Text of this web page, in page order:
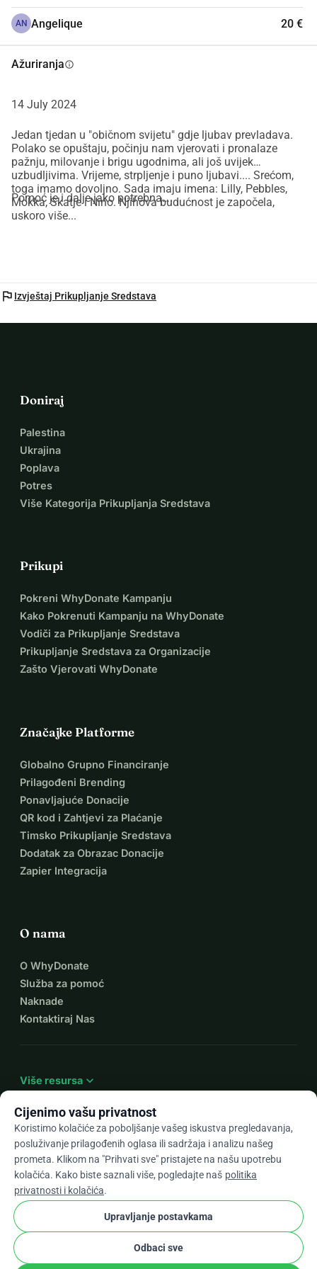
AN Angelique 20 €
Ažuriranjainfo
14 July 2024
Jedan tjedan u "običnom svijetu" gdje ljubav prevladava.
Polako se opuštaju, počinju nam vjerovati i pronalaze
pažnju, milovanje i brigu ugodnima, ali još uvijek
uzbudljivima. Vrijeme, strpljenje i puno ljubavi.... Srećom,
toga imamo dovoljno. Sada imaju imena: Lilly, Pebbles,
Mokka, Skatje i Nino. Njihova budućnost je započela,
uskoro više...
Pomoć je i dalje jako potrebna….
flag Izvještaj Prikupljanje Sredstava
Doniraj
Palestina
Ukrajina
Poplava
Potres
Više Kategorija Prikupljanja Sredstava
Prikupi
Pokreni WhyDonate Kampanju
Kako Pokrenuti Kampanju na WhyDonate
Vodiči za Prikupljanje Sredstava
Prikupljanje Sredstava za Organizacije
Zašto Vjerovati WhyDonate
Značajke Platforme
Globalno Grupno Financiranje
Prilagođeni Brending
Ponavljajuće Donacije
QR kod i Zahtjevi za Plaćanje
Timsko Prikupljanje Sredstava
Dodatak za Obrazac Donacije
Zapier Integracija
O nama
O WhyDonate
Služba za pomoć
Naknade
Kontaktiraj Nas
Više resursa expand_more
Hr arrow_drop_down
★★★★★4,9 / 5 na temelju 500+ recenzija
WhyDonatePrivatnost i kolačići
Uvjeti i odredbe
Cijenimo vašu privatnost
Koristimo kolačiće za poboljšanje vašeg iskustva pregledavanja,
posluživanje prilagođenih oglasa ili sadržaja i analizu našeg
prometa. Klikom na "Prihvati sve" pristajete na našu upotrebu
kolačića. Kako biste saznali više, pogledajte naš politika
privatnosti i kolačića.
Upravljanje postavkama
Odbaci sve